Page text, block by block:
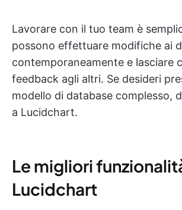
Lavorare con il tuo team è
possono effettuare modifiche ai
contemporaneamente e lasciare
feedback agli altri. Se desideri
modello di database complesso,
a Lucidchart.
Le migliori
Lucidchart